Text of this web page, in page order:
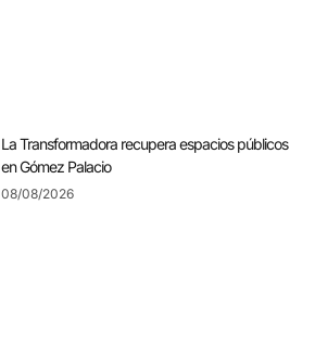
La Transformadora recupera espacios públicos
en Gómez Palacio
08/08/2026